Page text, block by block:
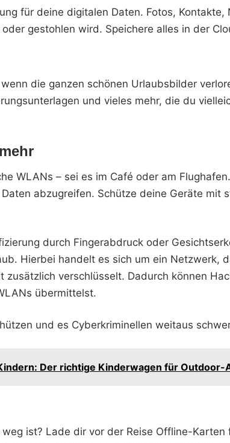
für deine digitalen Daten. Fotos,
gestohlen wird. Speichere alles in der
die ganzen schönen Urlaubsbilder
und vieles mehr, die du
WLANs – sei es im Café oder am
abzugreifen. Schütze deine Geräte mit
durch Fingerabdruck oder
Hierbei handelt es sich um ein Netzwerk,
verschlüsselt. Dadurch können
übermittelst.
und es Cyberkriminellen weitaus
Der richtige Kinderwagen für Outdoor-
ist? Lade dir vor der Reise Offline-